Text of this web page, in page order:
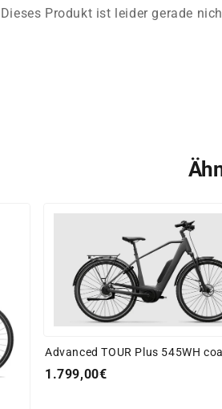
Dieses Produkt ist leider gerade
Advanced TOUR Plus 545WH
1.799,00€